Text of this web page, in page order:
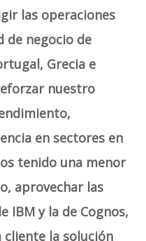
las operaciones
de negocio de
Grecia e
nuestro
en sectores en
tenido una menor
aprovechar las
IBM y la de Cognos,
cliente la solución